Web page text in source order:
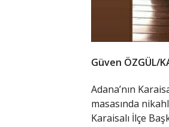
Güven ÖZGÜL/
Adana’nın
masasında
Karaisalı İlçe